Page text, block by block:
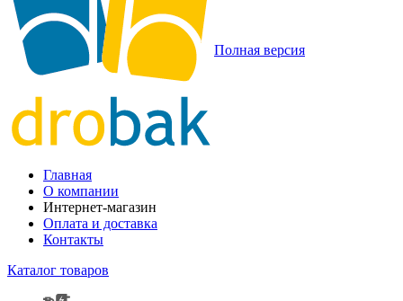
Полная версия
Главная
О компании
Интернет-магазин
Оплата и доставка
Контакты
Каталог товаров